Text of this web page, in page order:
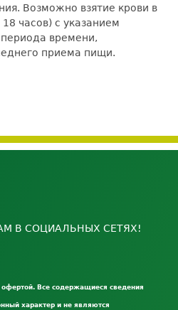
Возможно взятие крови в
часов) с указанием
времени,
приема пищи.
В СОЦИАЛЬНЫХ СЕТЯХ!
Все содержащиеся сведения
характер и не являются